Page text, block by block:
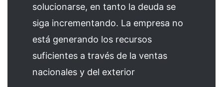
solucionarse, en tanto la deuda se
siga incrementando. La empresa no
está generando los recursos
suficientes a través de la ventas
nacionales y del exterior